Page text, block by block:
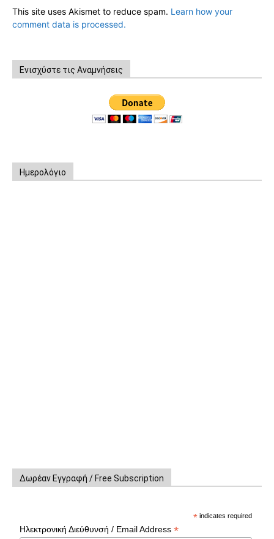
This site uses Akismet to reduce spam. Learn how your
comment data is processed.
Ενισχύστε τις Αναμνήσεις
Ημερολόγιο
Δωρέαν Εγγραφή / Free Subscription
* indicates required
Ηλεκτρονική Διεύθυνσή / Email Address*